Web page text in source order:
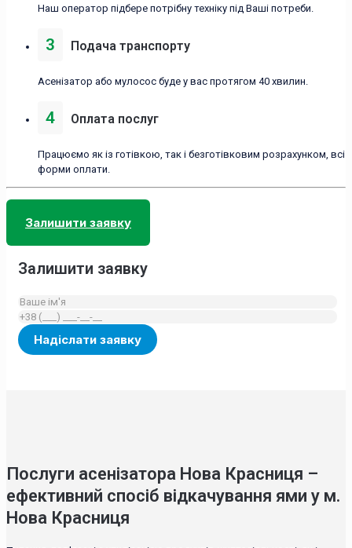
Наш оператор підбере потрібну техніку під Ваші потреби.
3 Подача транспорту
Асенізатор або мулосос буде у вас протягом 40 хвилин.
4 Оплата послуг
Працюємо як із готівкою, так і безготівковим розрахунком, всі
форми оплати.
Залишити заявку
Залишити заявку
Послуги асенізатора Нова Красниця –
ефективний спосіб відкачування ями у м.
Нова Красниця